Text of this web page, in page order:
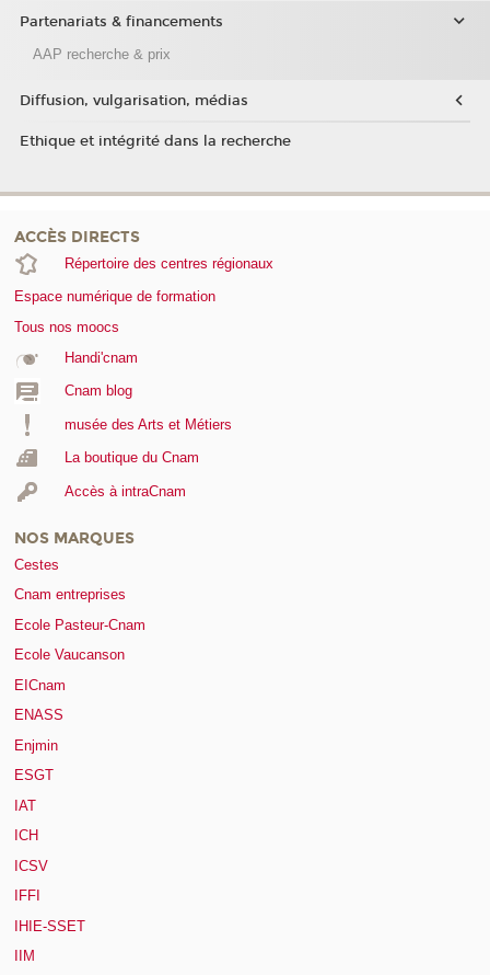
Partenariats & financements
AAP recherche & prix
Diffusion, vulgarisation, médias
Ethique et intégrité dans la recherche
ACCÈS DIRECTS
Répertoire des centres régionaux
Espace numérique de formation
Tous nos moocs
Handi'cnam
Cnam blog
musée des Arts et Métiers
La boutique du Cnam
Accès à intraCnam
NOS MARQUES
Cestes
Cnam entreprises
Ecole Pasteur-Cnam
Ecole Vaucanson
EICnam
ENASS
Enjmin
ESGT
IAT
ICH
ICSV
IFFI
IHIE-SSET
IIM